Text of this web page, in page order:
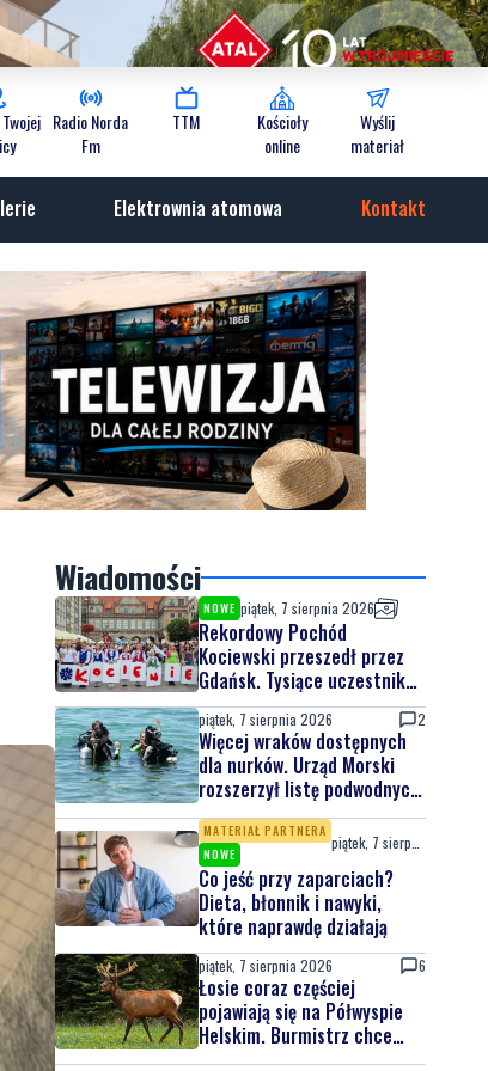
Radio Norda
Fm
TTM
Kościoły
online
Wyślij
materiał
Elektrownia atomowa Kontakt
Wiadomości
NOWE piątek, 7 sierpnia 2026
Rekordowy Pochód
Kociewski przeszedł przez
Gdańsk. Tysiące uczestników
na jubileuszowej edycji
piątek, 7 sierpnia 2026 2
Więcej wraków dostępnych
dla nurków. Urząd Morski
rozszerzył listę podwodnych
atrakcji
MATERIAŁ PARTNERA
NOWE
Co jeść przy zaparciach?
Dieta, błonnik i nawyki,
które naprawdę działają
piątek, 7 sierpnia 2026 6
Łosie coraz częściej
pojawiają się na Półwyspie
Helskim. Burmistrz chce
nowych znaków drogowych